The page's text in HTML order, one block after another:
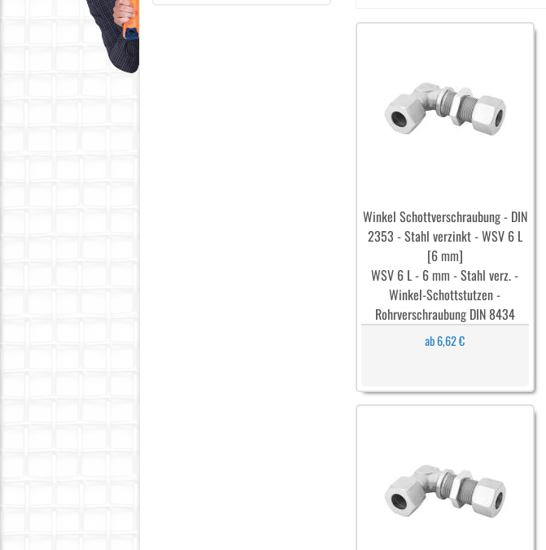
Winkel Schottverschraubung - DIN
2353 - Stahl verzinkt - WSV 6 L
[6 mm]
WSV 6 L - 6 mm - Stahl verz. -
Winkel-Schottstutzen -
Rohrverschraubung DIN 8434
ab 6,62 €